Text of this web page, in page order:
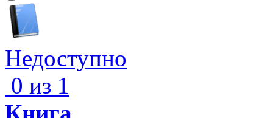
Недоступно
0 из 1
Книга